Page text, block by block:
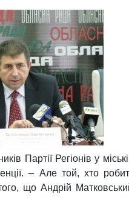
Партії Регіонів у
– Але той, хто
що Андрій